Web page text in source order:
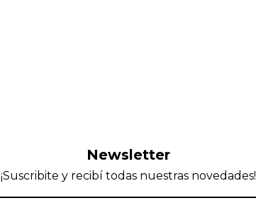
Newsletter
¡Suscribite y recibí todas nuestras novedades!